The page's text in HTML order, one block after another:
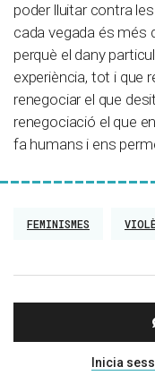
poder lluitar contra
cada vegada és més
perquè el dany
experiència, tot i que
renegociar el que
renegociació el que
fa humans i ens
FEMINISMES
Inicia